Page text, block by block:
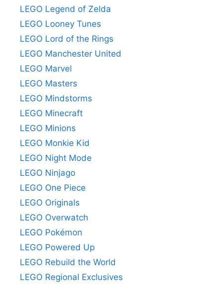
LEGO Legend of Zelda
LEGO Looney Tunes
LEGO Lord of the Rings
LEGO Manchester United
LEGO Marvel
LEGO Masters
LEGO Mindstorms
LEGO Minecraft
LEGO Minions
LEGO Monkie Kid
LEGO Night Mode
LEGO Ninjago
LEGO One Piece
LEGO Originals
LEGO Overwatch
LEGO Pokémon
LEGO Powered Up
LEGO Rebuild the World
LEGO Regional Exclusives